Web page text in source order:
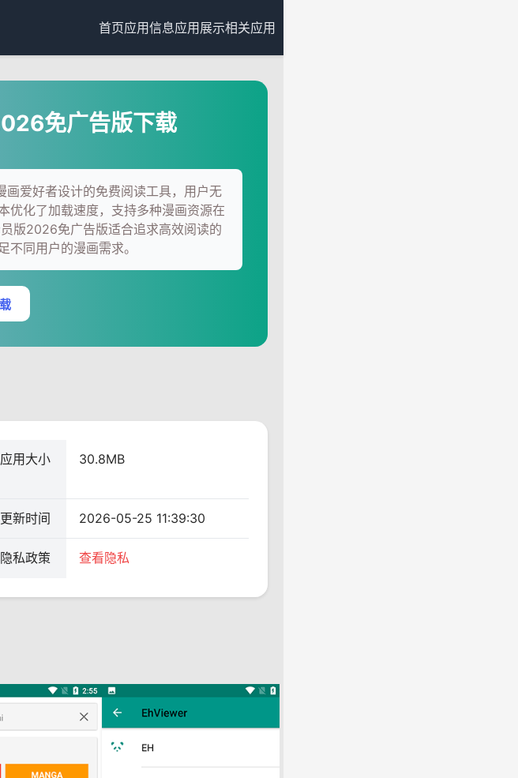
首页应用信息应用展示相关应用
免广告版下载
爱好者设计的免费阅读工具，用户无
优化了加载速度，支持多种漫画资源在
版2026免广告版适合追求高效阅读的
同用户的漫画需求。
应用大小 30.8MB
更新时间 2026-05-25 11:39:30
隐私政策 查看隐私